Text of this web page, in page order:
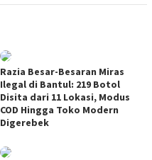
Razia Besar-Besaran Miras
Ilegal di Bantul: 219 Botol
Disita dari 11 Lokasi, Modus
COD Hingga Toko Modern
Digerebek